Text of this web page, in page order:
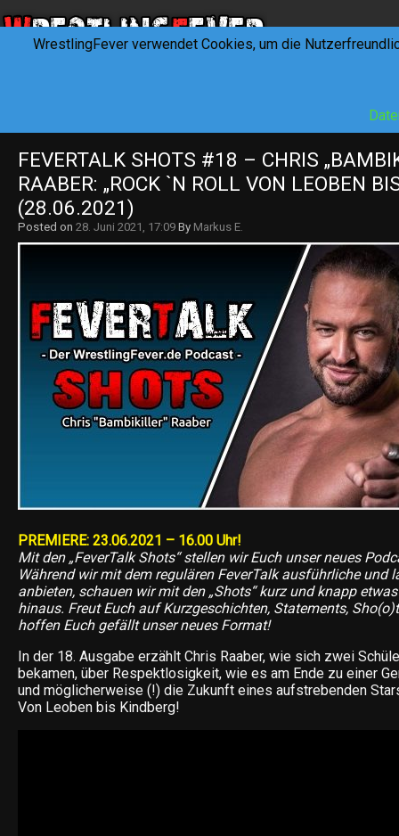
FEVERTALK SHOTS #18 – CHRIS
RAABER: „ROCK `N ROLL VON LEOBEN
(28.06.2021)
Posted on 28. Juni 2021, 17:09 By Markus E.
PREMIERE: 23.06.2021 – 16.00 Uhr!
Mit den „FeverTalk Shots“ stellen wir Euch unser neues
Während wir mit dem regulären FeverTalk ausführliche und
anbieten, schauen wir mit den „Shots“ kurz und knapp
hinaus. Freut Euch auf Kurzgeschichten, Statements,
hoffen Euch gefällt unser neues Format!
In der 18. Ausgabe erzählt Chris Raaber, wie sich zwei
bekamen, über Respektlosigkeit, wie es am Ende zu einer
und möglicherweise (!) die Zukunft eines aufstrebenden
Von Leoben bis Kindberg!
WrestlingFever verwendet Cookies, um die